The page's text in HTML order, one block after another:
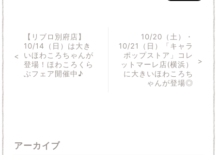
【リブロ別府店】
10/14（日）は大き
いほわころちゃんが
登場！ほわころくら
ぶフェア開催中♪
10/20（土）・
10/21（日）「キャラ
ポップストア」コレ
ットマーレ店(横浜）
に大きいほわころち
ゃんが登場◎
アーカイブ